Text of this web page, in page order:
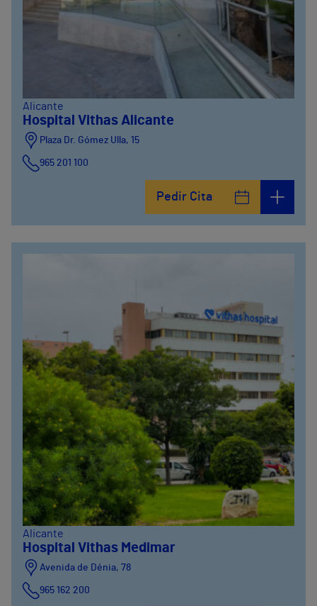
Alicante
Hospital Vithas Alicante
Plaza Dr. Gómez Ulla, 15
965 201 100
Pedir Cita
Alicante
Hospital Vithas Medimar
Avenida de Dénia, 78
965 162 200